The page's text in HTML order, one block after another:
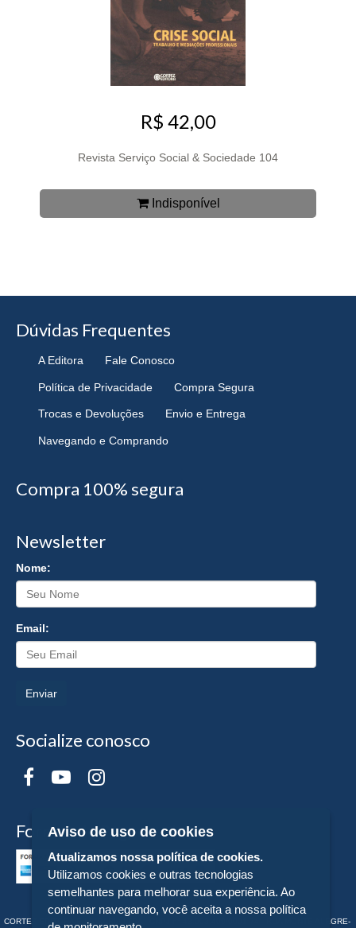
R$ 42,00
Revista Serviço Social & Sociedade 104
Indisponível
Dúvidas Frequentes
A Editora Fale Conosco
Política de Privacidade Compra Segura
Trocas e Devoluções Envio e Entrega
Navegando e Comprando
Compra 100% segura
Newsletter
Nome:
Email:
Enviar
Socialize conosco
Formas de Pagamento
CORTEZ EDITORA E LIVRARIA LTDA - CNPJ n° 43.003.409/0001-74 - RUA MONTE ALEGRE-
Aviso de uso de cookies
Atualizamos nossa política de cookies.
Utilizamos cookies e outras tecnologias
semelhantes para melhorar sua experiência. Ao
continuar navegando, você aceita a nossa política